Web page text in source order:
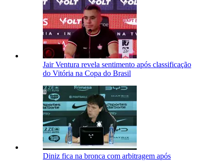
Jair Ventura revela sentimento após classificação
do Vitória na Copa do Brasil
Diniz fica na bronca com arbitragem após